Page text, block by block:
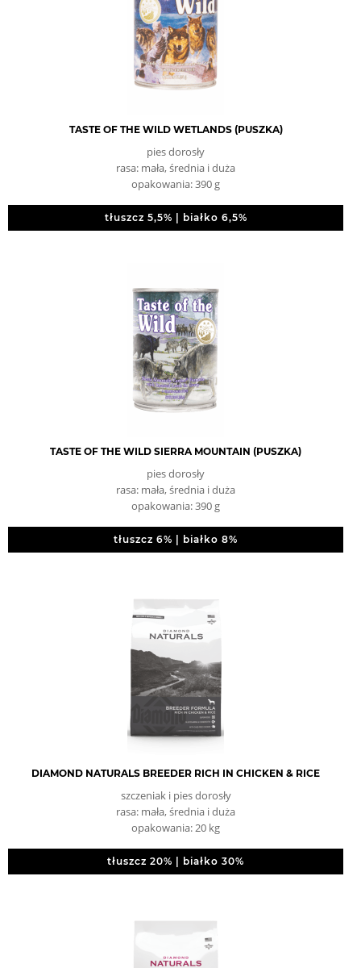
TASTE OF THE WILD WETLANDS (PUSZKA)
pies dorosły
rasa: mała, średnia i duża
opakowania: 390 g
tłuszcz 5,5% | białko 6,5%
TASTE OF THE WILD SIERRA MOUNTAIN (PUSZKA)
pies dorosły
rasa: mała, średnia i duża
opakowania: 390 g
tłuszcz 6% | białko 8%
DIAMOND NATURALS BREEDER RICH IN CHICKEN & RICE
szczeniak i pies dorosły
rasa: mała, średnia i duża
opakowania: 20 kg
tłuszcz 20% | białko 30%